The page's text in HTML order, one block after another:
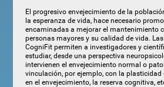
El progresivo envejecimiento de la
la esperanza de vida, hace necesario
encaminadas a mejorar el mantenimiento
personas mayores y su calidad de vida.
CogniFit permiten a investigadores y
estudiar, desde una perspectiva
intervienen el envejecimiento normal o
vinculación, por ejemplo, con la plasticidad
en el envejecimiento, la reserva cognitiva,